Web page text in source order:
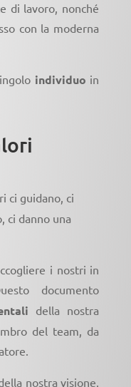
di lavoro, nonché
con la moderna
individuo in
ci guidano, ci
ci danno una
i nostri in
documento
della nostra
del team, da
nostra visione,